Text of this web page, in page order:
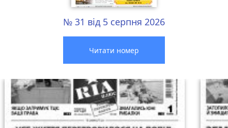
№ 31 від 5 серпня 2026
Читати номер